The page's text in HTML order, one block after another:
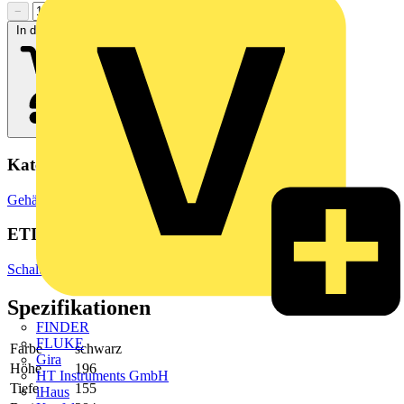
FINDER
FLUKE
Gira
HT Instruments GmbH
iHaus
−
In den Warenkorb
Kategorien
Gehäuse & Schaltschränke Elektrogehäuse
ETIM Group
Schaltschranksysteme
Spezifikationen
Farbe
schwarz
Höhe
196
Tiefe
155